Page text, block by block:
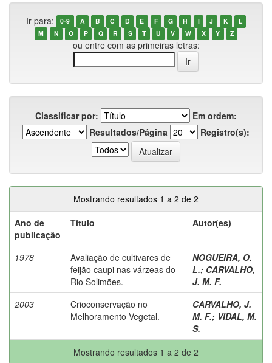
Ir para: 0-9 A B C D E F G H I J K
L
M
N O P Q R S T U V W X Y Z
ou entre com as primeiras letras:
Classificar por:
Em ordem:
Resultados/Página
Registro(s):
Mostrando resultados 1 a 2 de 2
Ano de
publicação
Título Autor(es)
1978
Avaliação de cultivares de
feijão caupi nas várzeas do
Rio Solimões.
NOGUEIRA, O.
L.; CARVALHO,
J. M. F.
2003
Crioconservação no
Melhoramento Vegetal.
CARVALHO, J.
M. F.; VIDAL, M.
S.
Mostrando resultados 1 a 2 de 2